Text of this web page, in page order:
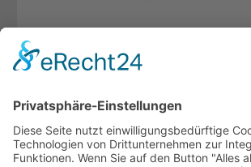
AV over IP Transmitter, 19" / 1HE
IPAV1102-TX
Unbegrenzt skalierbare,
Verteilung (Cat.6A oder Multimode
Funktion als Extender, Switch...